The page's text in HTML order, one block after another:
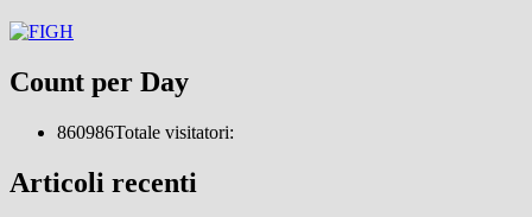
Count per Day
860986Totale visitatori:
Articoli recenti